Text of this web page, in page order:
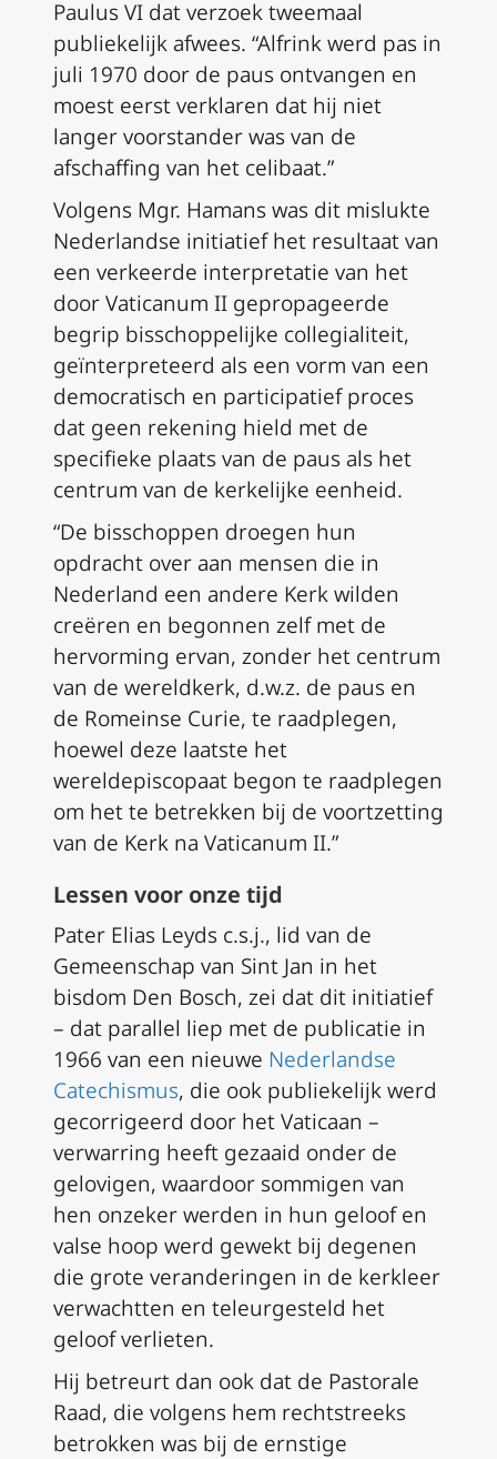
Paulus VI dat verzoek tweemaal
publiekelijk afwees. “Alfrink werd pas in
juli 1970 door de paus ontvangen en
moest eerst verklaren dat hij niet
langer voorstander was van de
afschaffing van het celibaat.”
Volgens Mgr. Hamans was dit mislukte
Nederlandse initiatief het resultaat van
een verkeerde interpretatie van het
door Vaticanum II gepropageerde
begrip bisschoppelijke collegialiteit,
geïnterpreteerd als een vorm van een
democratisch en participatief proces
dat geen rekening hield met de
specifieke plaats van de paus als het
centrum van de kerkelijke eenheid.
“De bisschoppen droegen hun
opdracht over aan mensen die in
Nederland een andere Kerk wilden
creëren en begonnen zelf met de
hervorming ervan, zonder het centrum
van de wereldkerk, d.w.z. de paus en
de Romeinse Curie, te raadplegen,
hoewel deze laatste het
wereldepiscopaat begon te raadplegen
om het te betrekken bij de voortzetting
van de Kerk na Vaticanum II.”
Lessen voor onze tijd
Pater Elias Leyds c.s.j., lid van de
Gemeenschap van Sint Jan in het
bisdom Den Bosch, zei dat dit initiatief
– dat parallel liep met de publicatie in
1966 van een nieuwe Nederlandse
Catechismus, die ook publiekelijk werd
gecorrigeerd door het Vaticaan –
verwarring heeft gezaaid onder de
gelovigen, waardoor sommigen van
hen onzeker werden in hun geloof en
valse hoop werd gewekt bij degenen
die grote veranderingen in de kerkleer
verwachtten en teleurgesteld het
geloof verlieten.
Hij betreurt dan ook dat de Pastorale
Raad, die volgens hem rechtstreeks
betrokken was bij de ernstige